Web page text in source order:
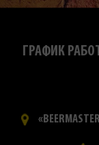
ГРАФИК